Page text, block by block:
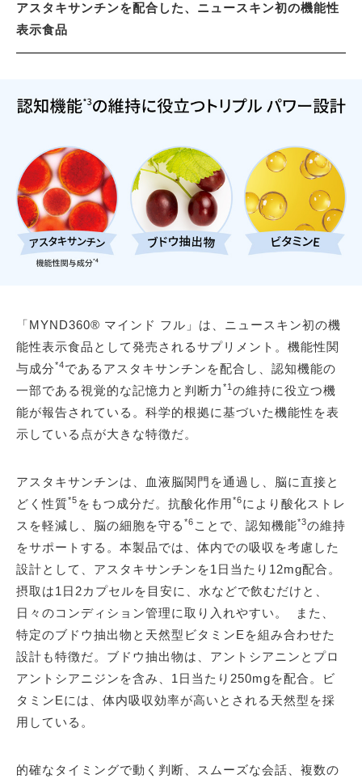
アスタキサンチンを配合した、ニュースキン初の機能性
表示食品
「MYND360® マインド フル」は、ニュースキン初の機
能性表示食品として発売されるサプリメント。機能性関
与成分*4であるアスタキサンチンを配合し、認知機能の
一部である視覚的な記憶力と判断力 *1 の維持に役立つ機
能が報告されている。科学的根拠に基づいた機能性を表
示している点が大きな特徴だ。
アスタキサンチンは、血液脳関門を通過し、脳に直接と
どく性質*5 をもつ成分だ。抗酸化作用*6により酸化ストレ
スを軽減し、脳の細胞を守る *6 ことで、認知機能*3の維持
をサポートする。本製品では、体内での吸収を考慮した
設計として、アスタキサンチンを1日当たり12mg配合。
摂取は1日2カプセルを目安に、水などで飲むだけと、
日々のコンディション管理に取り入れやすい。 また、
特定のブドウ抽出物と天然型ビタミンEを組み合わせた
設計も特徴だ。ブドウ抽出物は、アントシアニンとプロ
アントシアニジンを含み、1日当たり250mgを配合。ビ
タミンEには、体内吸収効率が高いとされる天然型を採
用している。
的確なタイミングで動く判断、スムーズな会話、複数の